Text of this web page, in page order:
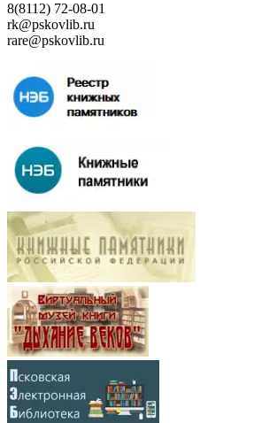
8(8112) 72-08-01
rk@pskovlib.ru
rare@pskovlib.ru